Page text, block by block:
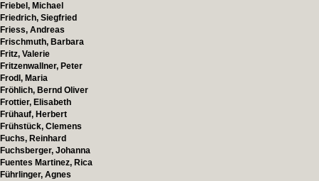
Friebel, Michael
Friedrich, Siegfried
Friess, Andreas
Frischmuth, Barbara
Fritz, Valerie
Fritzenwallner, Peter
Frodl, Maria
Fröhlich, Bernd Oliver
Frottier, Elisabeth
Frühauf, Herbert
Frühstück, Clemens
Fuchs, Reinhard
Fuchsberger, Johanna
Fuentes Martinez, Rica
Führlinger, Agnes